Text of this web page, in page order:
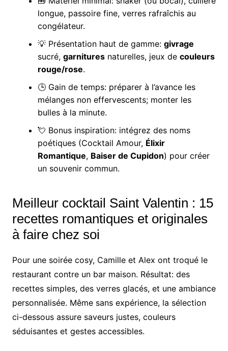
longue, passoire fine, verres rafraîchis au
congélateur.
💡 Présentation haut de gamme: givrage
sucré, garnituresnaturelles, jeux de couleurs
rouge/rose.
🕒 Gain de temps: préparer à l’avance les
mélanges non effervescents; monter les
bulles à la minute.
💘 Bonus inspiration: intégrez des noms
poétiques (Cocktail Amour, Élixir
Romantique, Baiser de Cupidon) pour créer
un souvenir commun.
Meilleur cocktail Saint Valentin : 15
recettes romantiques et originales
à faire chez soi
Pour une soirée cosy, Camille et Alex ont troqué le
restaurant contre un bar maison. Résultat: des
recettes simples, des verres glacés, et une ambiance
personnalisée. Même sans expérience, la sélection
ci-dessous assure saveurs justes, couleurs
séduisantes et gestes accessibles.